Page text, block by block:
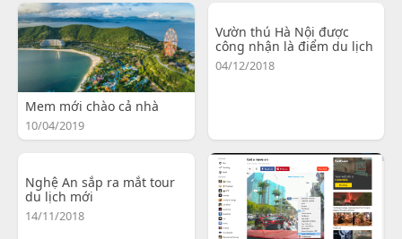
Mem mới chào cả nhà
10/04/2019
Vườn thú Hà Nội được
công nhận là điểm du lịch
04/12/2018
Nghệ An sắp ra mắt tour
du lịch mới
14/11/2018